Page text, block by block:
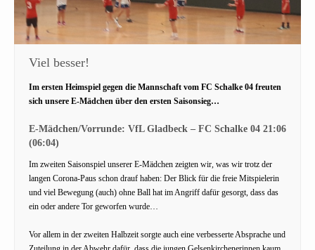
Viel besser!
Im ersten Heimspiel gegen die Mannschaft vom FC Schalke 04 freuten
sich unsere E-Mädchen über den ersten Saisonsieg…
E-Mädchen/Vorrunde: VfL Gladbeck – FC Schalke 04 21:06
(06:04)
Im zweiten Saisonspiel unserer E-Mädchen zeigten wir, was wir trotz der
langen Corona-Paus schon drauf haben: Der Blick für die freie Mitspielerin
und viel Bewegung (auch) ohne Ball hat im Angriff dafür gesorgt, dass das
ein oder andere Tor geworfen wurde…
Vor allem in der zweiten Halbzeit sorgte auch eine verbesserte Absprache und